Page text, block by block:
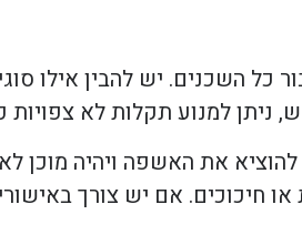
כל השכנים. יש להבין אילו
למנוע תקלות לא צפויות
את האשפה ויהיה מוכן
חיכוכים. אם יש צורך